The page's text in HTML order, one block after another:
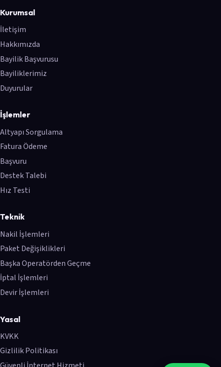
Kurumsal
İletişim
Hakkımızda
Bayilik Başvurusu
Bayiliklerimiz
Duyurular
İşlemler
Altyapı Sorgulama
Fatura Ödeme
Başvuru
Destek Talebi
Hız Testi
Teknik
Nakil İşlemleri
Paket Değişiklikleri
Başka Operatörden Geçme
İptal İşlemleri
Devir İşlemleri
Yasal
KVKK
Gizlilik Politikası